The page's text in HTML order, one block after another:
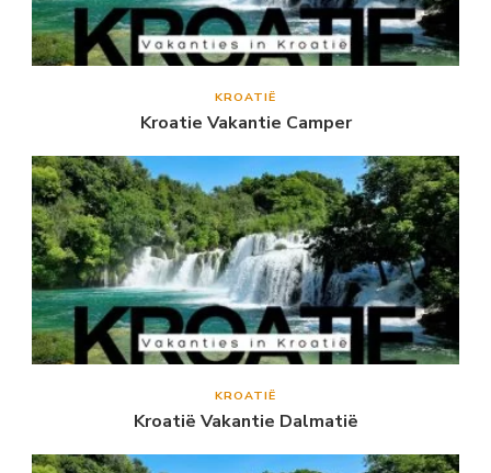
KROATIË
Kroatie Vakantie Camper
KROATIË
Kroatië Vakantie Dalmatië